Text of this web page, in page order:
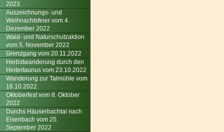
2023
Auszeichnungs- und
Weihnachtsfeier vom 4.
Dezember 2022
Wald- und Naturschutzaktion
vom 5. November 2022
Grenzgang vom 20.11.2022
Herbstwanderung durch den
Hintertaunus vom 23.10.2022
Wanderung zur Talmühle vom
16.10.2022
Oktoberfest vom 8. Oktober
2022
Durchs Häuserbachtal nach
Eisenbach vom 25.
September 2022